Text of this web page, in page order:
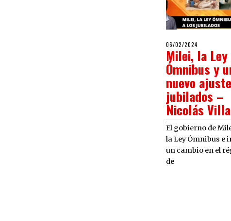
POSTED
ON
06/02/2024
Milei, la Ley
Ómnibus y
nuevo
jubilados –
Nicolás
El gobierno de
la Ley Ómnibus e
un cambio en el
de